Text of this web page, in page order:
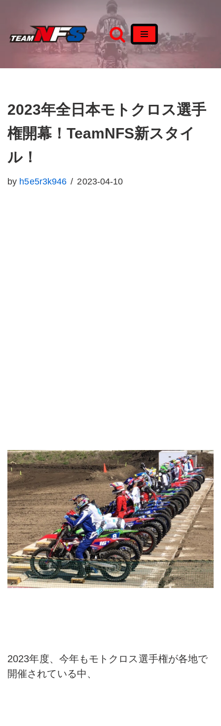
ン
へ
ス
キ
プ
2023年全日本モトクロス選手
権開幕！TeamNFS新スタイ
ル！
by h5e5r3k946 2023-04-10
2023年度、今年もモトクロス選手権が各地で
開催されている中、